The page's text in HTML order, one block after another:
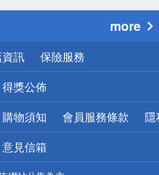
more
訊 保險服務
得獎公佈
購物須知 會員服務條款 隱
意見信箱